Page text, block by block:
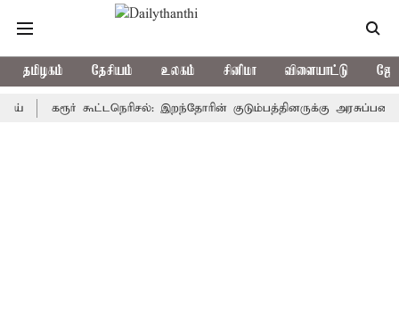
தமிழகம் தேசியம் உலகம் சினிமா விளையாட்டு
கரூர் கூட்டநெரிசல்: இறந்தோரின் குடும்பத்தினருக்கு அரசுப்பணி